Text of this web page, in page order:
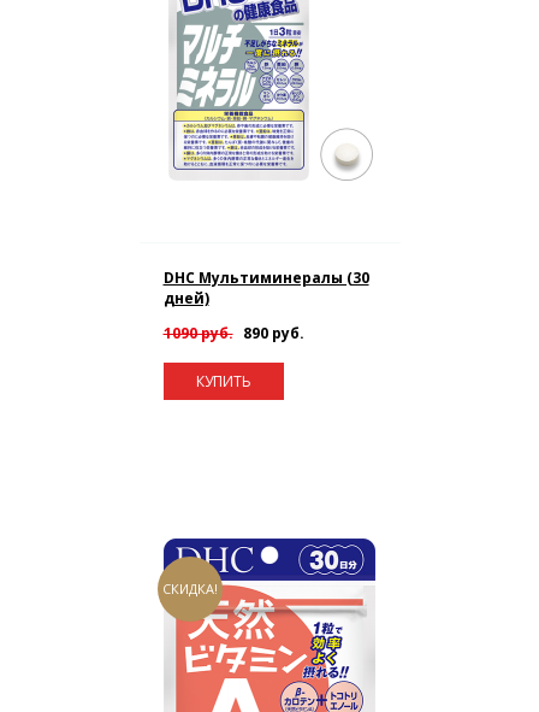
DHC Мультиминералы (30
дней)
1090 руб. 890 руб.
КУПИТЬ
СКИДКА!